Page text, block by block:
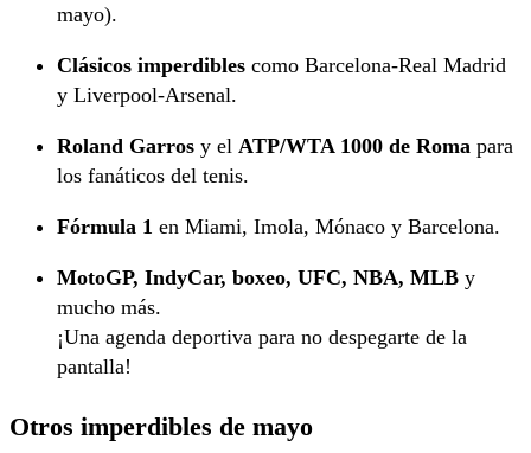
mayo).
Clásicos imperdibles como Barcelona-Real Madrid
y Liverpool-Arsenal.
Roland Garros y el ATP/WTA 1000 de Roma para
los fanáticos del tenis.
Fórmula 1 en Miami, Imola, Mónaco y Barcelona.
MotoGP, IndyCar, boxeo, UFC, NBA, MLB y
mucho más.
¡Una agenda deportiva para no despegarte de la
pantalla!
Otros imperdibles de mayo